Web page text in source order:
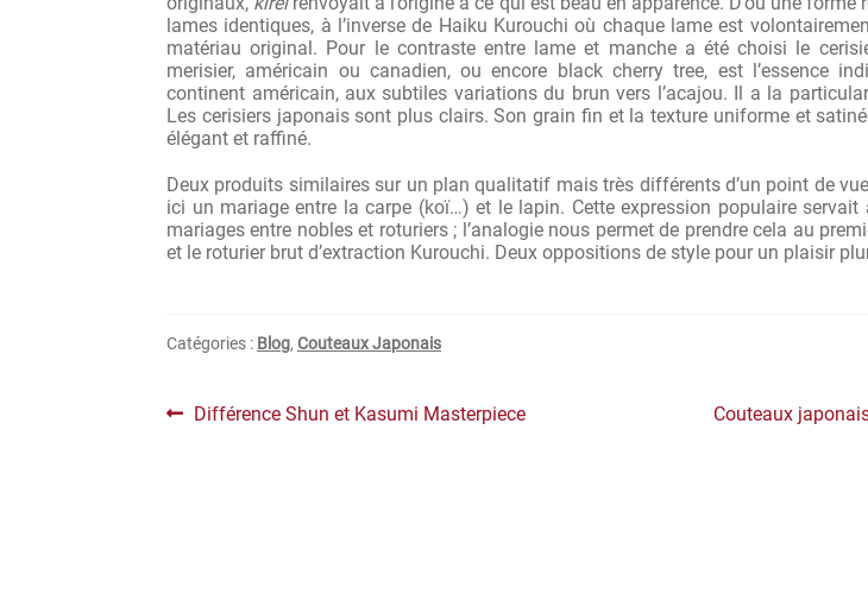
lames identiques, à l’inverse de Haiku Kurouchi où chaque lame est
matériau original. Pour le contraste entre lame et manche a été choisi le
merisier, américain ou canadien, ou encore black cherry tree, est l’essence
continent américain, aux subtiles variations du brun vers l’acajou. Il a la
Les cerisiers japonais sont plus clairs. Son grain fin et la texture uniforme et
élégant et raffiné.
Deux produits similaires sur un plan qualitatif mais très différents d’un point de
ici un mariage entre la carpe (koï…) et le lapin. Cette expression populaire
mariages entre nobles et roturiers ; l’analogie nous permet de prendre cela au
et le roturier brut d’extraction Kurouchi. Deux oppositions de style pour un plaisir
Catégories : Blog,Couteaux Japonais
Navigation
Article
Différence Shun et Kasumi Masterpiece
Article
Couteaux